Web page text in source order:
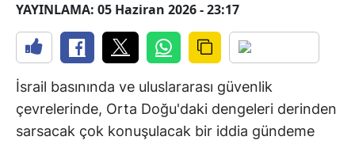
YAYINLAMA: 05 Haziran 2026 - 23:17
İsrail basınında ve uluslararası güvenlik
çevrelerinde, Orta Doğu'daki dengeleri derinden
sarsacak çok konuşulacak bir iddia gündeme